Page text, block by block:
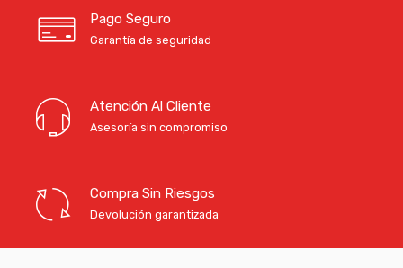
Pago Seguro
Garantía de seguridad
Atención Al Cliente
Asesoría sin compromiso
Compra Sin Riesgos
Devolución garantizada